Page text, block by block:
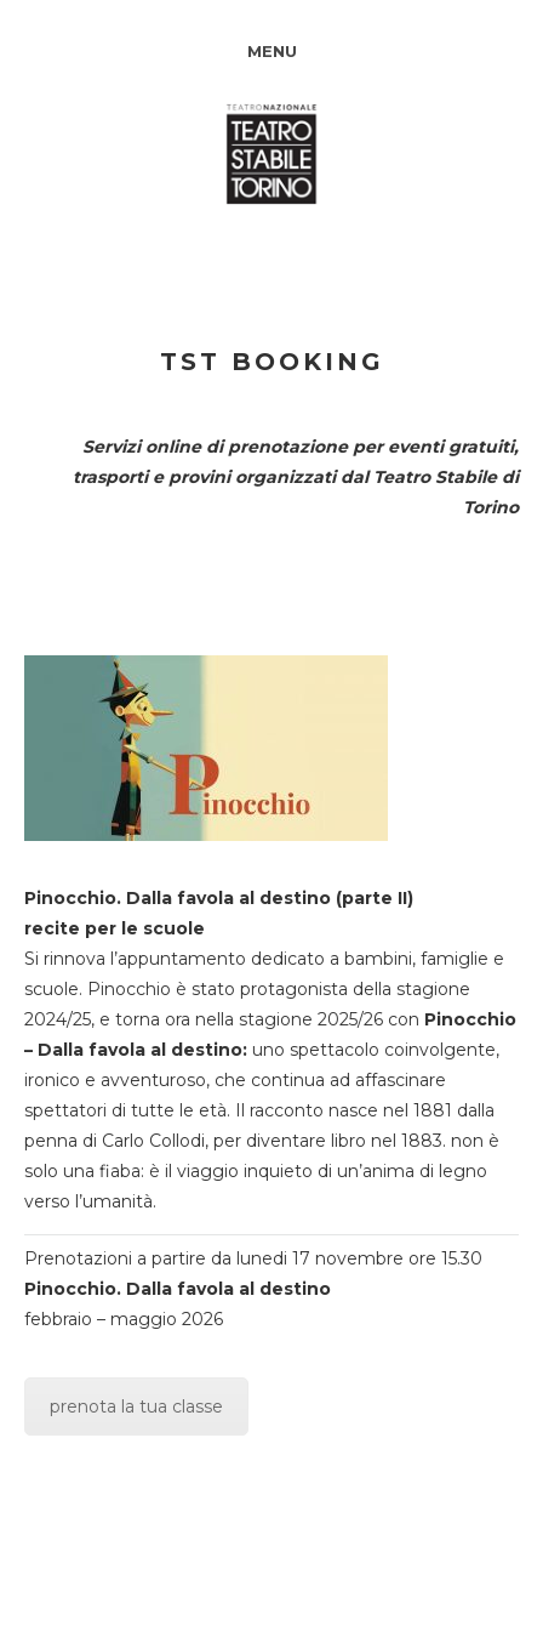
MENU
TST BOOKING
Servizi online di prenotazione per eventi gratuiti,
trasporti e provini organizzati dal Teatro Stabile di
Torino
Pinocchio. Dalla favola al destino (parte II)
recite per le scuole
Si rinnova l’appuntamento dedicato a bambini, famiglie e
scuole. Pinocchio è stato protagonista della stagione
2024/25, e torna ora nella stagione 2025/26 con Pinocchio
– Dalla favola al destino: uno spettacolo coinvolgente,
ironico e avventuroso, che continua ad affascinare
spettatori di tutte le età. Il racconto nasce nel 1881 dalla
penna di Carlo Collodi, per diventare libro nel 1883. non è
solo una fiaba: è il viaggio inquieto di un’anima di legno
verso l’umanità.
Prenotazioni a partire da lunedi 17 novembre ore 15.30
Pinocchio. Dalla favola al destino
febbraio – maggio 2026
prenota la tua classe